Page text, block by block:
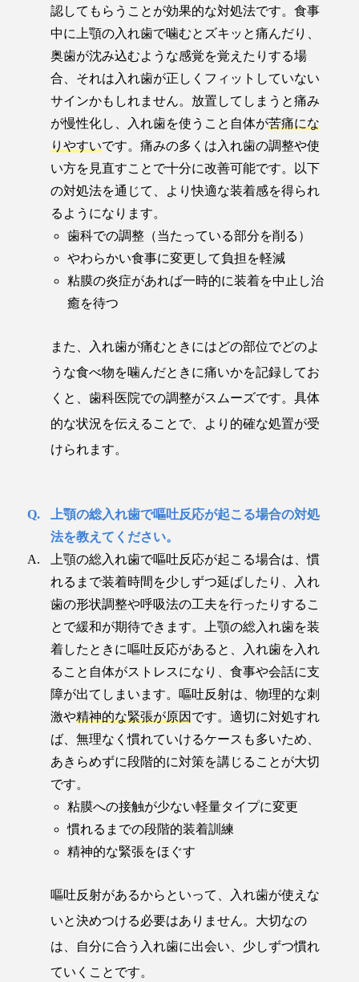
認してもらうことが効果的な対処法です。食事
中に上顎の入れ歯で噛むとズキッと痛んだり、
奥歯が沈み込むような感覚を覚えたりする場
合、それは入れ歯が正しくフィットしていない
サインかもしれません。放置してしまうと痛み
が慢性化し、入れ歯を使うこと自体が苦痛にな
りやすいです。痛みの多くは入れ歯の調整や使
い方を見直すことで十分に改善可能です。以下
の対処法を通じて、より快適な装着感を得られ
るようになります。
歯科での調整（当たっている部分を削る）
やわらかい食事に変更して負担を軽減
粘膜の炎症があれば一時的に装着を中止し治
癒を待つ
また、入れ歯が痛むときにはどの部位でどのよ
うな食べ物を噛んだときに痛いかを記録してお
くと、歯科医院での調整がスムーズです。具体
的な状況を伝えることで、より的確な処置が受
けられます。
上顎の総入れ歯で嘔吐反応が起こる場合の対処
法を教えてください。
上顎の総入れ歯で嘔吐反応が起こる場合は、慣
れるまで装着時間を少しずつ延ばしたり、入れ
歯の形状調整や呼吸法の工夫を行ったりするこ
とで緩和が期待できます。上顎の総入れ歯を装
着したときに嘔吐反応があると、入れ歯を入れ
ること自体がストレスになり、食事や会話に支
障が出てしまいます。嘔吐反射は、物理的な刺
激や精神的な緊張が原因 です。適切に対処すれ
ば、無理なく慣れていけるケースも多いため、
あきらめずに段階的に対策を講じることが大切
です。
粘膜への接触が少ない軽量タイプに変更
慣れるまでの段階的装着訓練
精神的な緊張をほぐす
嘔吐反射があるからといって、入れ歯が使えな
いと決めつける必要はありません。大切なの
は、自分に合う入れ歯に出会い、少しずつ慣れ
ていくことです。